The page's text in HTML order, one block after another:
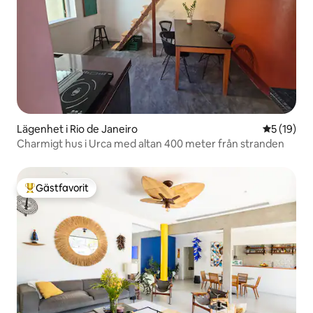
Lägenhet i Rio de Janeiro 5 av 5 i
5 (19)
Charmigt hus i Urca med altan 400 meter från stranden
Populär gästfavorit
Gästfavorit